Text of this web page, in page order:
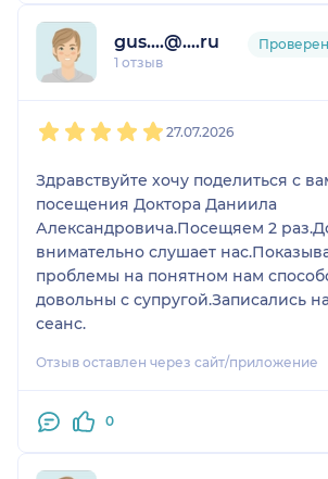
gus....@....ru
1 отзыв
27.07.2026
Здравствуйте хочу поделиться с
посещения Доктора Даниила
Александровича.Посещяем 2
внимательно слушает
проблемы на понятном нам
довольны с супругой.Записались
сеанс.
Отзыв оставлен через сайт/приложение
0